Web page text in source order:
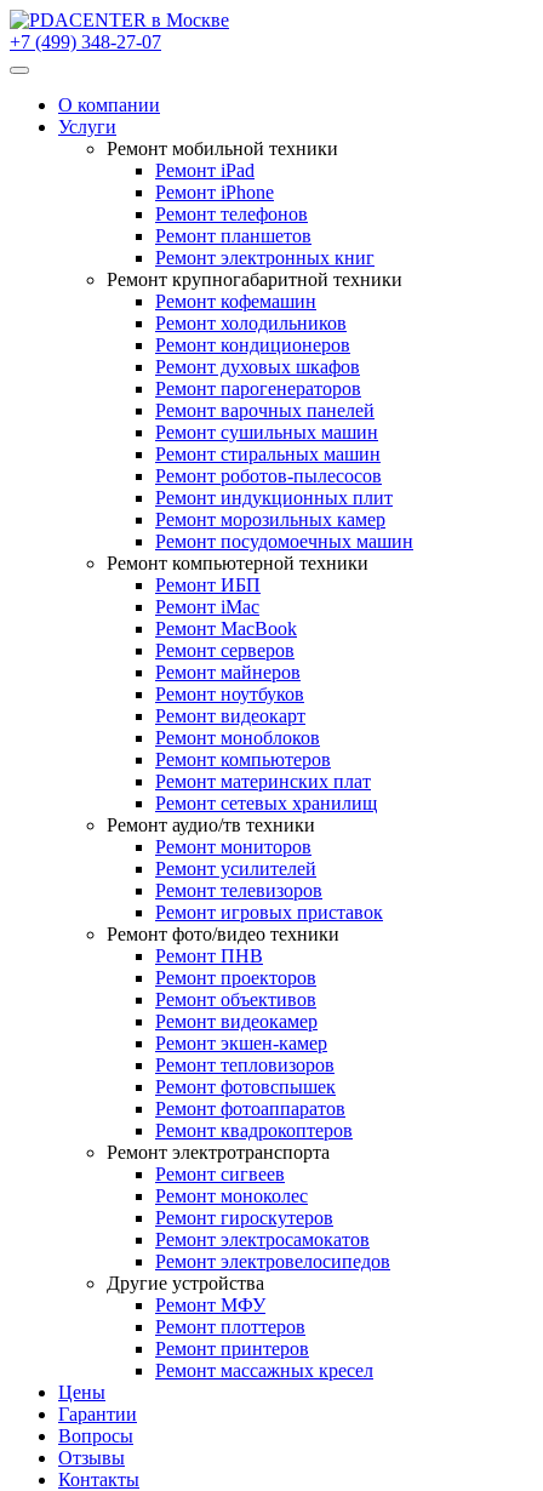
+7 (499) 348-27-07
О компании
Услуги
Ремонт мобильной техники
Ремонт iPad
Ремонт iPhone
Ремонт телефонов
Ремонт планшетов
Ремонт электронных книг
Ремонт крупногабаритной техники
Ремонт кофемашин
Ремонт холодильников
Ремонт кондиционеров
Ремонт духовых шкафов
Ремонт парогенераторов
Ремонт варочных панелей
Ремонт сушильных машин
Ремонт стиральных машин
Ремонт роботов-пылесосов
Ремонт индукционных плит
Ремонт морозильных камер
Ремонт посудомоечных машин
Ремонт компьютерной техники
Ремонт ИБП
Ремонт iMac
Ремонт MacBook
Ремонт серверов
Ремонт майнеров
Ремонт ноутбуков
Ремонт видеокарт
Ремонт моноблоков
Ремонт компьютеров
Ремонт материнских плат
Ремонт сетевых хранилищ
Ремонт аудио/тв техники
Ремонт мониторов
Ремонт усилителей
Ремонт телевизоров
Ремонт игровых приставок
Ремонт фото/видео техники
Ремонт ПНВ
Ремонт проекторов
Ремонт объективов
Ремонт видеокамер
Ремонт экшен-камер
Ремонт тепловизоров
Ремонт фотовспышек
Ремонт фотоаппаратов
Ремонт квадрокоптеров
Ремонт электротранспорта
Ремонт сигвеев
Ремонт моноколес
Ремонт гироскутеров
Ремонт электросамокатов
Ремонт электровелосипедов
Другие устройства
Ремонт МФУ
Ремонт плоттеров
Ремонт принтеров
Ремонт массажных кресел
Цены
Гарантии
Вопросы
Отзывы
Контакты